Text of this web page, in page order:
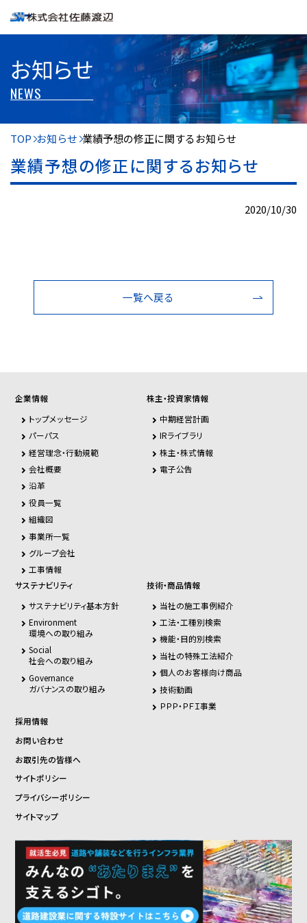
お知らせ
NEWS
TOP お知らせ 業績予想の修正に関するお知らせ
業績予想の修正に関するお知らせ
2020/10/30
一覧へ戻る
企業情報
トップメッセージ
パーパス
経営理念・行動規範
会社概要
沿革
役員一覧
組織図
事業所一覧
グループ会社
工事情報
株主・投資家情報
中期経営計画
IRライブラリ
株主・株式情報
電子公告
サステナビリティ
サステナビリティ基本方針
Environment
環境への取り組み
Social
社会への取り組み
Governance
ガバナンスの取り組み
技術・商品情報
当社の施工事例紹介
工法・工種別検索
機能・目的別検索
当社の特殊工法紹介
個人のお客様向け商品
技術動画
ＰＰＰ・ＰＦＩ事業
採用情報
お問い合わせ
お取引先の皆様へ
サイトポリシー
プライバシーポリシー
サイトマップ